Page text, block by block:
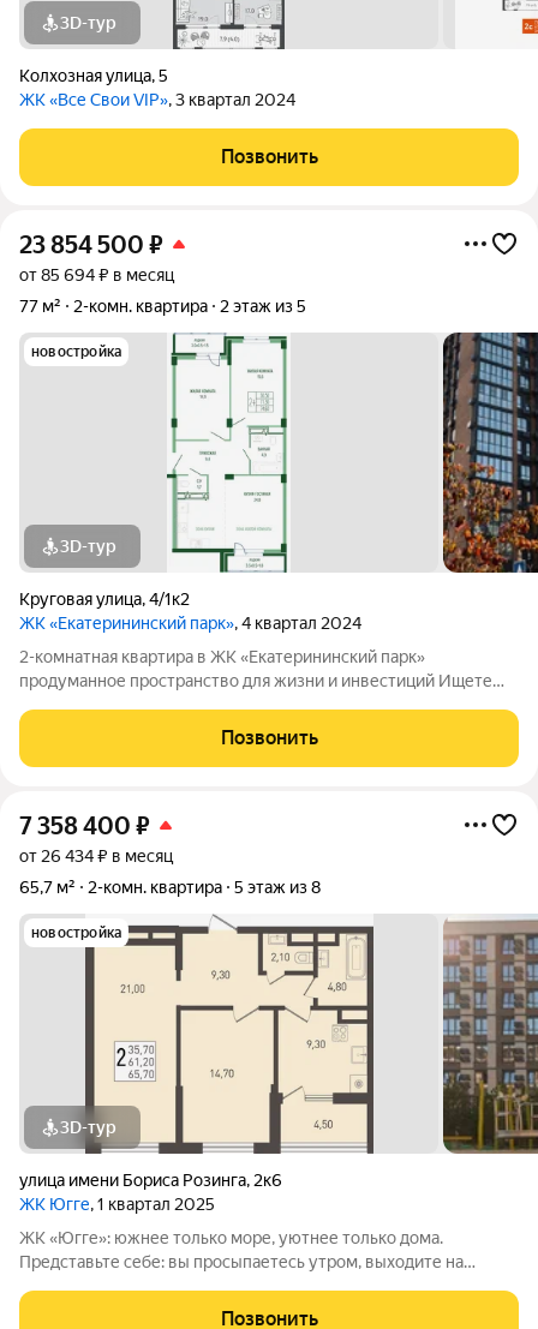
3D-тур
Колхозная улица,5
ЖК «Все Свои VIP», 3 квартал 2024
Позвонить
23 854 500 ₽
от 85 694 ₽ в месяц
77 м²
2-комн. квартира 2 этаж из 5
новостройка
3D-тур
Круговая улица,4/1к2
ЖК «Екатерининский парк», 4 квартал 2024
2-комнатная квартира в ЖК «Екатерининский парк»
продуманное пространство для жизни и инвестиций Ищете
перспективой роста стоимости? 2-комнатная квартира в ЖК
Позвонить
7 358 400 ₽
от 26 434 ₽ в месяц
65,7 м²
2-комн. квартира 5 этаж из 8
новостройка
3D-тур
улица имени Бориса Розинга, 2к6
ЖК Югге, 1 квартал 2025
ЖК «Югге»: южнее только море, уютнее только дома.
Представьте себе: вы просыпаетесь утром, выходите на
зелёный парк, наполненный ароматом хвои. Вокруг - тишина,
Позвонить